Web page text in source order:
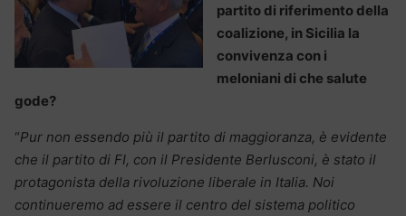
partito di riferimento della
coalizione, in Sicilia la
convivenza con i
meloniani di che salute
gode?
“Pur non essendo più il partito di maggioranza, è evidente
che il partito di FI, con il Presidente Berlusconi, è stato il
protagonista della rivoluzione liberale in Italia. Noi
continueremo ad essere il centro del sistema politico